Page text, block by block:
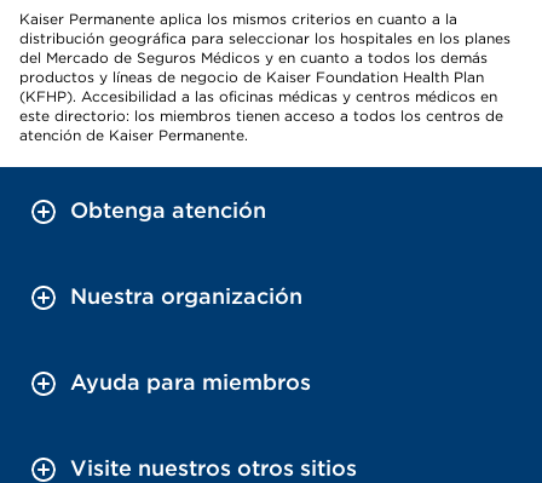
Kaiser Permanente aplica los mismos criterios en cuanto a la
distribución geográfica para seleccionar los hospitales en los planes
del Mercado de Seguros Médicos y en cuanto a todos los demás
productos y líneas de negocio de Kaiser Foundation Health Plan
(KFHP). Accesibilidad a las oficinas médicas y centros médicos en
este directorio: los miembros tienen acceso a todos los centros de
atención de Kaiser Permanente.
Obtenga atención
Nuestra organización
Ayuda para miembros
Visite nuestros otros sitios